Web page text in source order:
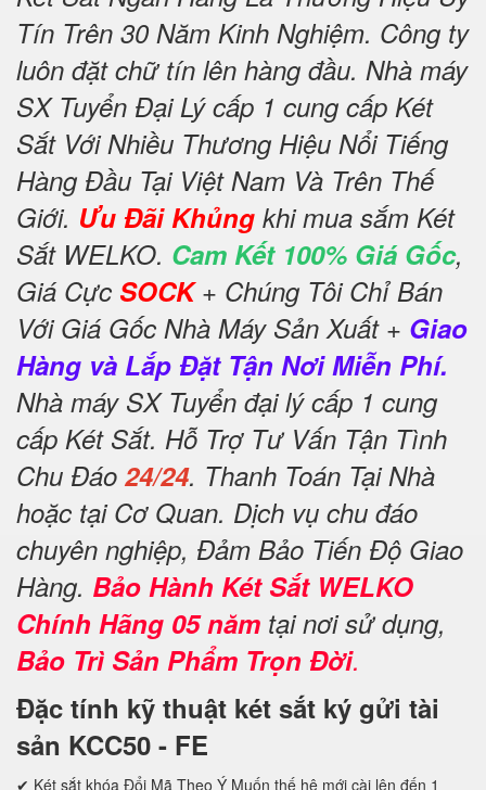
Tín Trên 30 Năm Kinh Nghiệm. Công ty
luôn đặt chữ tín lên hàng đầu. Nhà máy
SX Tuyển Đại Lý cấp 1 cung cấp Két
Sắt Với Nhiều Thương Hiệu Nổi Tiếng
Hàng Đầu Tại Việt Nam Và Trên Thế
Giới. Ưu Đãi Khủng khi mua sắm Két
Sắt WELKO. Cam Kết 100% Giá Gốc,
Giá Cực SOCK+ Chúng Tôi Chỉ Bán
Với Giá Gốc Nhà Máy Sản Xuất + Giao
Hàng và Lắp Đặt Tận Nơi Miễn Phí.
Nhà máy SX Tuyển đại lý cấp 1 cung
cấp Két Sắt. Hỗ Trợ Tư Vấn Tận Tình
Chu Đáo 24/24. Thanh Toán Tại Nhà
hoặc tại Cơ Quan. Dịch vụ chu đáo
chuyên nghiệp, Đảm Bảo Tiến Độ Giao
Hàng. Bảo Hành Két Sắt WELKO
Chính Hãng 05 năm tại nơi sử dụng,
Bảo Trì Sản Phẩm Trọn Đời.
Đặc tính kỹ thuật két sắt ký gửi tài
sản KCC50 - FE
✔ Két sắt khóa Đổi Mã Theo Ý Muốn thế hệ mới cài lên đến 1